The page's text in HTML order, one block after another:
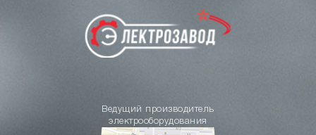
Ведущий производитель
электрооборудования